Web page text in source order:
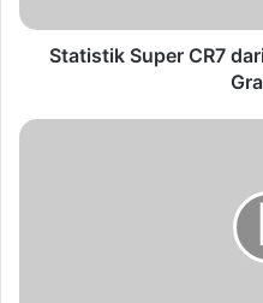
Statistik Super CR7